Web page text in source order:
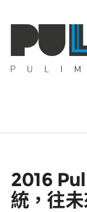
藝壇人物
2016
統，往